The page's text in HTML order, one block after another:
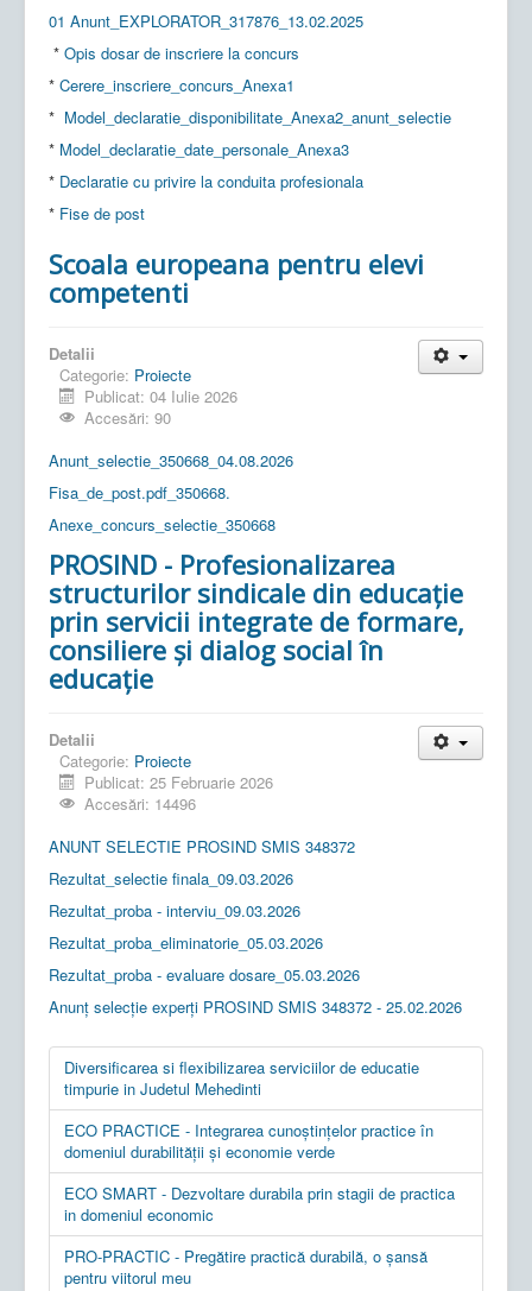
01 Anunt_EXPLORATOR_317876_13.02.2025
* Opis dosar de inscriere la concurs
* Cerere_inscriere_concurs_Anexa1
* Model_declaratie_disponibilitate_Anexa2_anunt_selectie
* Model_declaratie_date_personale_Anexa3
* Declaratie cu privire la conduita profesionala
* Fise de post
Scoala europeana pentru elevi
competenti
Detalii
Categorie: Proiecte
Publicat: 04 Iulie 2026
Accesări: 90
Anunt_selectie_350668_04.08.2026
Fisa_de_post.pdf_350668.
Anexe_concurs_selectie_350668
PROSIND - Profesionalizarea
structurilor sindicale din educație
prin servicii integrate de formare,
consiliere și dialog social în
educație
Detalii
Categorie: Proiecte
Publicat: 25 Februarie 2026
Accesări: 14496
ANUNT SELECTIE PROSIND SMIS 348372
Rezultat_selectie finala_09.03.2026
Rezultat_proba - interviu_09.03.2026
Rezultat_proba_eliminatorie_05.03.2026
Rezultat_proba - evaluare dosare_05.03.2026
Anunț selecție experți PROSIND SMIS 348372 - 25.02.2026
Diversificarea si flexibilizarea serviciilor de educatie
timpurie in Judetul Mehedinti
ECO PRACTICE - Integrarea cunoștințelor practice în
domeniul durabilității și economie verde
ECO SMART - Dezvoltare durabila prin stagii de practica
in domeniul economic
PRO-PRACTIC - Pregătire practică durabilă, o șansă
pentru viitorul meu